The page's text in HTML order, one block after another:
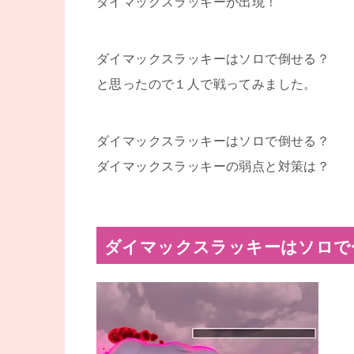
ダイマックスラッキーはソロで倒せる？
と思ったので１人で戦ってみました。
ダイマックスラッキーはソロで倒せる？
ダイマックスラッキーの弱点と対策は？
ダイマックスラッキーはソロ